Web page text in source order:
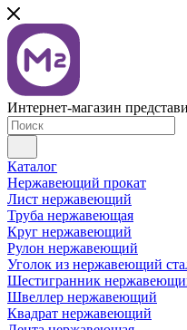
Интернет-магазин
Каталог
Нержавеющий прокат
Лист нержавеющий
Труба нержавеющая
Круг нержавеющий
Рулон нержавеющий
Уголок из нержавеющий
Шестигранник
Швеллер нержавеющий
Квадрат нержавеющий